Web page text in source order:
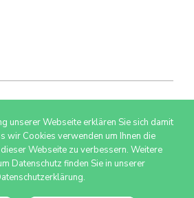
AdSimple GmbH
unserer Webseite erklären Sie sich damit
wir Cookies verwenden um Ihnen die
Webseite zu verbessern. Weitere
Datenschutz finden Sie in unserer